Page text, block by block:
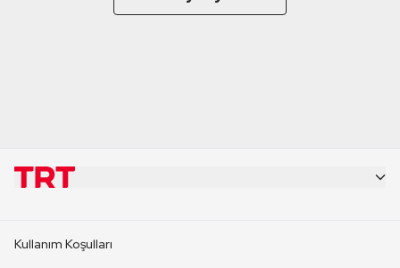
Kullanım Koşulları